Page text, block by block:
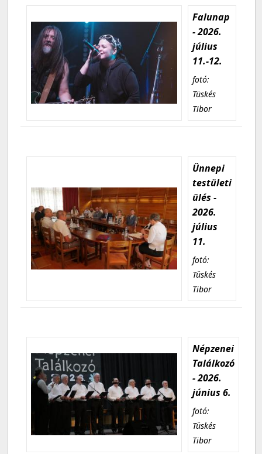
Falunap
- 2026.
július
11.-12.
fotó:
Tüskés
Tibor
Ünnepi
testületi
ülés -
2026.
július
11.
fotó:
Tüskés
Tibor
Népzenei
Találkozó
- 2026.
június 6.
fotó:
Tüskés
Tibor